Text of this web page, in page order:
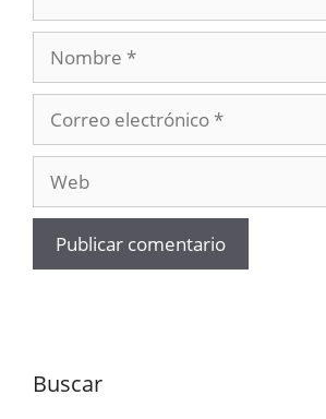
Nombre
electrónico
Buscar